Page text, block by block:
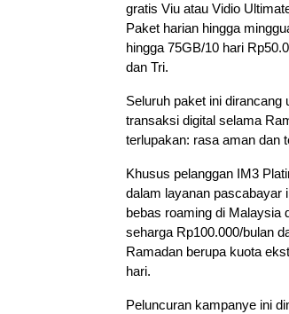
gratis Viu atau Vidio
Paket harian hingga
hingga 75GB/10 hari
dan Tri.
Seluruh paket ini
transaksi digital selama
terlupakan: rasa aman dan
Khusus pelanggan IM3
dalam layanan pascabayar
bebas roaming di Malaysia
seharga Rp100.000/bulan
Ramadan berupa kuota
hari.
Peluncuran kampanye ini